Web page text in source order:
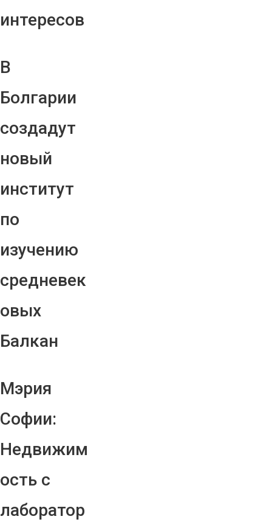
интересов
В
Болгарии
создадут
новый
институт
по
изучению
средневек
овых
Балкан
Мэрия
Софии:
Недвижим
ость с
лаборатор